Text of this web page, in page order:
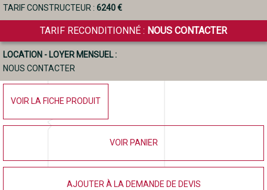
TARIF CONSTRUCTEUR : 6240 €
TARIF RECONDITIONNÉ : NOUS CONTACTER
LOCATION - LOYER MENSUEL :
NOUS CONTACTER
VOIR LA FICHE PRODUIT
VOIR PANIER
AJOUTER À LA DEMANDE DE DEVIS